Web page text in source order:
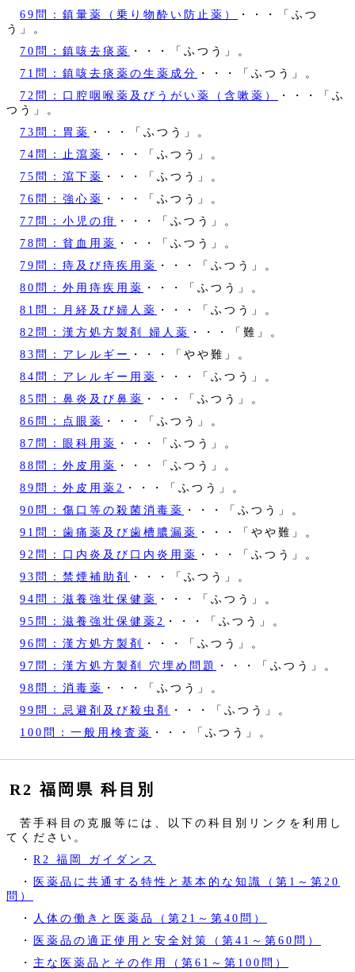
69問：鎮暈薬（乗り物酔い防止薬）
・・・「ふつ
う」。
70問：鎮咳去痰薬 ・・・「ふつう」。
71問：鎮咳去痰薬の生薬成分 ・・・「ふつう」。
72問：口腔咽喉薬及びうがい薬（含嗽薬）
・・・「ふ
つう」。
73問：胃薬 ・・・「ふつう」。
74問：止瀉薬 ・・・「ふつう」。
75問：瀉下薬 ・・・「ふつう」。
76問：強心薬 ・・・「ふつう」。
77問：小児の疳 ・・・「ふつう」。
78問：貧血用薬 ・・・「ふつう」。
79問：痔及び痔疾用薬 ・・・「ふつう」。
80問：外用痔疾用薬 ・・・「ふつう」。
81問：月経及び婦人薬 ・・・「ふつう」。
82問：漢方処方製剤 婦人薬 ・・・「難」。
83問：アレルギー
・・・「やや難」。
84問：アレルギー用薬 ・・・「ふつう」。
85問：鼻炎及び鼻薬 ・・・「ふつう」。
86問：点眼薬 ・・・「ふつう」。
87問：眼科用薬 ・・・「ふつう」。
88問：外皮用薬 ・・・「ふつう」。
89問：外皮用薬2 ・・・「ふつう」。
90問：傷口等の殺菌消毒薬 ・・・「ふつう」。
91問：歯痛薬及び歯槽膿漏薬 ・・・「やや難」。
92問：口内炎及び口内炎用薬 ・・・「ふつう」。
93問：禁煙補助剤
・・・「ふつう」。
94問：滋養強壮保健薬 ・・・「ふつう」。
95問：滋養強壮保健薬2 ・・・「ふつう」。
96問：漢方処方製剤
・・・「ふつう」。
97問：漢方処方製剤 穴埋め問題
・・・「ふつう」。
98問：消毒薬 ・・・「ふつう」。
99問：忌避剤及び殺虫剤
・・・「ふつう」。
100問：一般用検査薬 ・・・「ふつう」。
R2 福岡県 科目別
苦手科目の克服等には、以下の科目別リンクを利用し
てください。
・ R2 福岡 ガイダンス
・
医薬品に共通する特性と基本的な知識（第1～第20
問）
・
人体の働きと医薬品（第21～第40問）
・
医薬品の適正使用と安全対策（第41～第60問）
・ 主な医薬品とその作用（第61～第100問）